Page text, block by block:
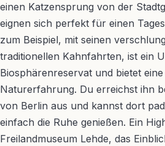
einen Katzensprung von der
eignen sich perfekt für einen
zum Beispiel, mit seinen
traditionellen Kahnfahrten, ist ein
Biosphärenreservat und bietet eine
Naturerfahrung. Du erreichst ihn
von Berlin aus und kannst dort
einfach die Ruhe genießen. Ein
Freilandmuseum Lehde, das